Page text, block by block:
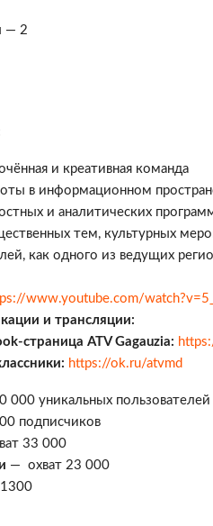
— 2
и креативная команда
в информационном
и аналитических
тем, культурных
как одного из ведущих
www.youtube.com/
и трансляции:
страница ATV Gagauzia:
https://ok.ru/atvmd
000 уникальных пользователей
подписчиков
33 000
— охват 23 000
1300